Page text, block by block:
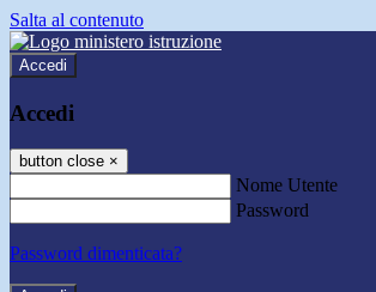
Salta al contenuto
Accedi
Accedi
button close ×
Nome Utente
Password
Password dimenticata?